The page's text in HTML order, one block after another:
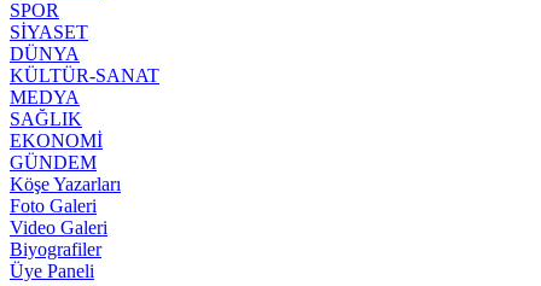
SPOR
SİYASET
DÜNYA
KÜLTÜR-SANAT
MEDYA
SAĞLIK
EKONOMİ
GÜNDEM
Köşe Yazarları
Foto Galeri
Video Galeri
Biyografiler
Üye Paneli